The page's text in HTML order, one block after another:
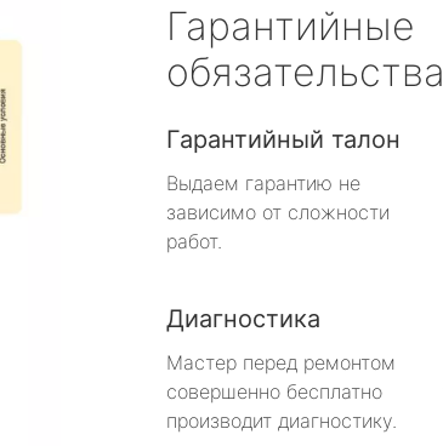
Гарантийные
обязательства
Гарантийный талон
Выдаем гарантию не
зависимо от сложности
работ.
Диагностика
Мастер перед ремонтом
совершенно бесплатно
производит диагностику.